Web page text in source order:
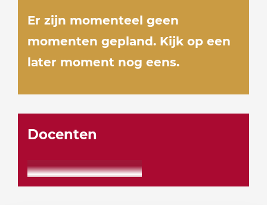
Er zijn momenteel geen
momenten gepland. Kijk op een
later moment nog eens.
Docenten